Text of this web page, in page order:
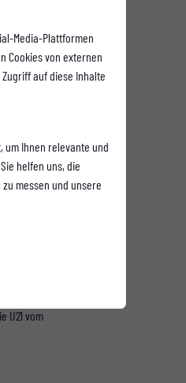
Media-Plattformen
Cookies von externen
auf diese Inhalte
um Ihnen relevante und
helfen uns, die
messen und unsere
U21 vom